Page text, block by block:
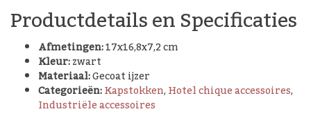
Productdetails en Specificaties
Afmetingen:17x16,8x7,2 cm
Kleur:zwart
Materiaal:Gecoat ijzer
Categorieën:Kapstokken,Hotel chique accessoires,
Industriële accessoires